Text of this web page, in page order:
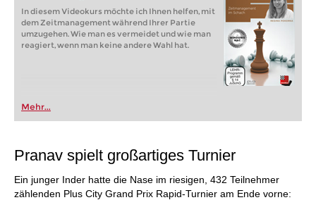
In diesem Videokurs möchte ich Ihnen helfen, mit
dem Zeitmanagement während Ihrer Partie
umzugehen. Wie man es vermeidet und wie man
reagiert, wenn man keine andere Wahl hat.
Mehr...
Pranav spielt großartiges Turnier
Ein junger Inder hatte die Nase im riesigen, 432 Teilnehmer
zählenden Plus City Grand Prix Rapid-Turnier am Ende vorne: